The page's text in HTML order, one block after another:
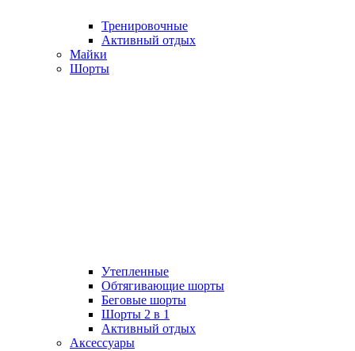
Тренировочные
Активный отдых
Майки
Шорты
Утепленные
Обтягивающие шорты
Беговые шорты
Шорты 2 в 1
Активный отдых
Аксессуары